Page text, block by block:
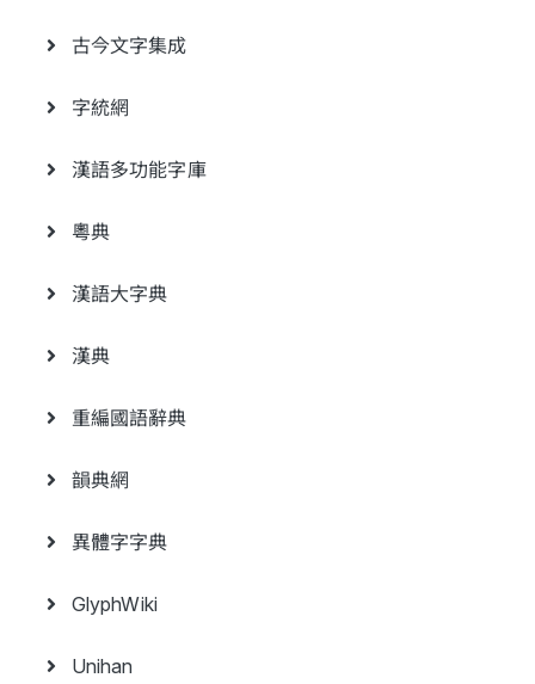
古今文字集成
字統網
漢語多功能字庫
粵典
漢語大字典
漢典
重編國語辭典
韻典網
異體字字典
GlyphWiki
Unihan